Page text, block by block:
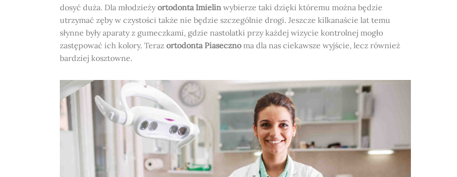
dosyć duża. Dla młodzieżyortodonta Imielin wybierze taki dzięki któremu można będzie
utrzymać zęby w czystości także nie będzie szczególnie drogi. Jeszcze kilkanaście lat temu
słynne były aparaty z gumeczkami, gdzie nastolatki przy każdej wizycie kontrolnej mogło
zastępować ich kolory. Teraz ortodonta Piasecznoma dla nas ciekawsze wyjście, lecz również
bardziej kosztowne.